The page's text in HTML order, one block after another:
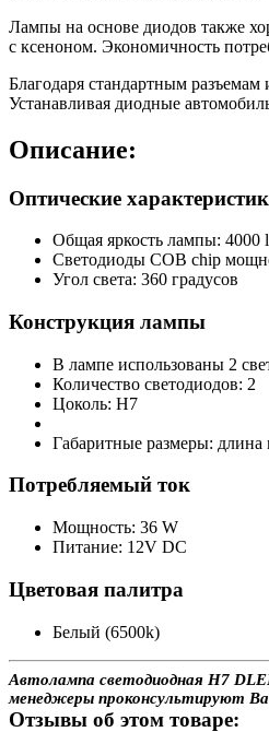
Лампы на основе диодов также
с ксеноном. Экономичность
Благодаря стандартным
Устанавливая диодные
Описание:
Оптические
Общая яркость лампы: 4000
Светодиоды COB chip
Угол света: 360 градусов
Конструкция лампы
В лампе использованы 2
Количество светодиодов: 2
Цоколь: H7
Габаритные размеры:
Потребляемый ток
Мощность: 36 W
Питание: 12V DC
Цветовая палитра
Белый (6500k)
Автолампа светодиодная H7
менеджеры проконсультируют
Отзывы об этом товаре: